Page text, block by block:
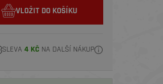
VLOŽIT DO KOŠÍKU
SLEVA 4 KČ NA DALŠÍ NÁKUP